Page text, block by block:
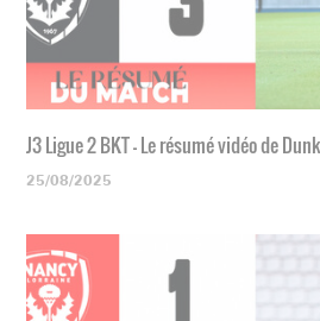
J3 Ligue 2 BKT - Le résumé vidéo de
25/08/2025